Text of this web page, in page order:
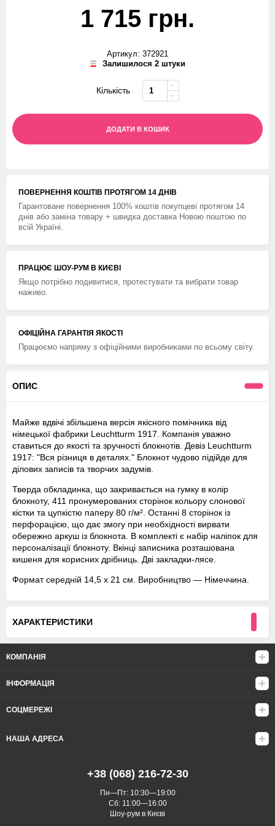
1 715 грн.
Артикул: 372921
Залишилося 2 штуки
Кількість
ДОДАТИ В КОШИК
ПОВЕРНЕННЯ КОШТIВ ПРОТЯГОМ 14 ДНIВ
Гарантоване повернення 100% коштів покупцеві протягом 14
днів або заміна товару + швидка доставка Новою поштою по
всій Україні.
ПРАЦЮЄ ШОУ-РУМ В КИЄВІ
Якщо потрібно подивитися, протестувати та вибрати товар
наживо.
ОФІЦІЙНА ГАРАНТІЯ ЯКОСТІ
Працюємо напряму з офіційними виробниками по всьому світу.
ОПИС
Майже вдвічі збільшена версія якісного помічника від
німецької фабрики Leuchtturm 1917. Компанія уважно
ставиться до якості та зручності блокнотів. Девіз Leuchtturm
1917: "Вся різниця в деталях." Блокнот чудово підійде для
ділових записів та творчих задумів.
Тверда обкладинка, що закривається на гумку в колір
блокноту, 411 пронумерованих сторінок кольору слонової
кістки та цупкістю паперу 80 г/м². Останні 8 сторінок із
перфорацією, що дає змогу при необхідності вирвати
обережно аркуш із блокнота. В комплекті є набір наліпок для
персоналізації блокноту. Вкінці записника розташована
кишеня для корисних дрібниць. Дві закладки-лясе.
Формат середній 14,5 х 21 см. Виробництво — Німеччина.
ХАРАКТЕРИСТИКИ
КОМПАНІЯ
ІНФОРМАЦІЯ
СОЦМЕРЕЖІ
НАША АДРЕСА
+38 (068) 216-72-30
Пн—Пт: 10:30—19:00
Сб: 11:00—16:00
Шоу-рум в Києві